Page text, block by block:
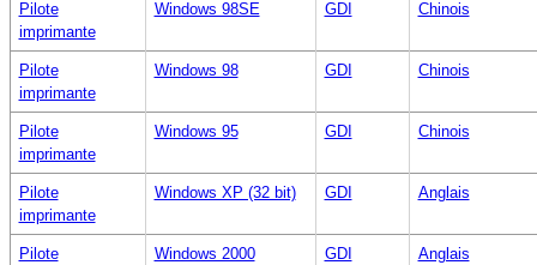
Pilote
imprimante
Windows 98SE GDI Chinois
Pilote
imprimante
Windows 98 GDI Chinois
Pilote
imprimante
Windows 95 GDI Chinois
Pilote
imprimante
Windows XP (32 bit) GDI Anglais
Pilote
Windows 2000 GDI Anglais